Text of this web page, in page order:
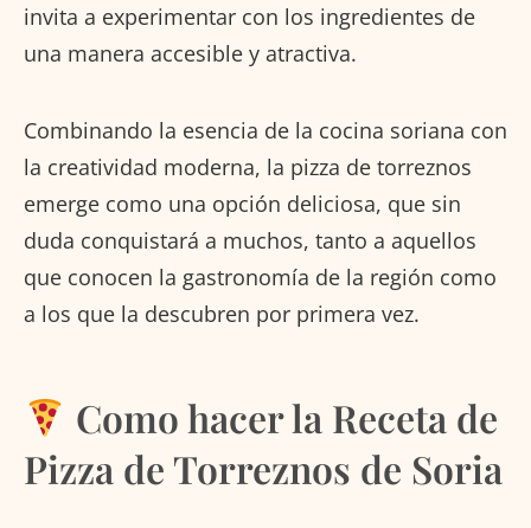
invita a experimentar con los ingredientes de
una manera accesible y atractiva.
Combinando la esencia de la cocina soriana con
la creatividad moderna, la pizza de torreznos
emerge como una opción deliciosa, que sin
duda conquistará a muchos, tanto a aquellos
que conocen la gastronomía de la región como
a los que la descubren por primera vez.
Como hacer la Receta de
Pizza de Torreznos de Soria